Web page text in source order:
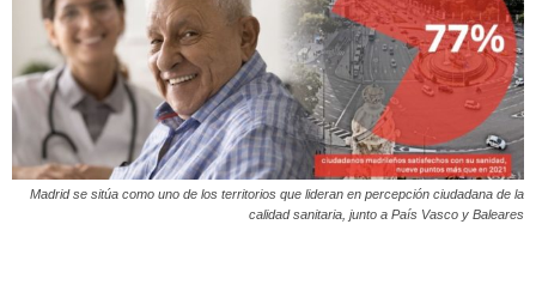
Madrid se sitúa como uno de los territorios que lideran en percepción ciudadana de la
calidad sanitaria, junto a País Vasco y Baleares